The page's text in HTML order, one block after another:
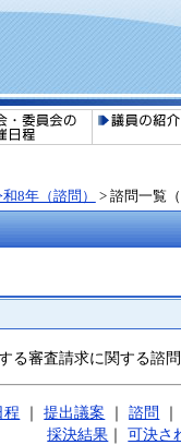
8年（諮問） > 諮問一覧
る審査請求に関する諮
程 ｜提出議案 ｜諮問
採決結果 ｜可決さ